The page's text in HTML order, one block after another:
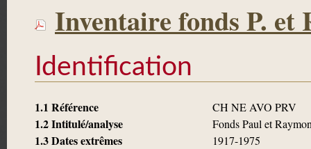
Inventaire fonds P. et
Identification
1.1 Référence CH NE AVO PRV
1.2 Intitulé/analyse Fonds Paul et
1.3 Dates extrêmes 1917-1975